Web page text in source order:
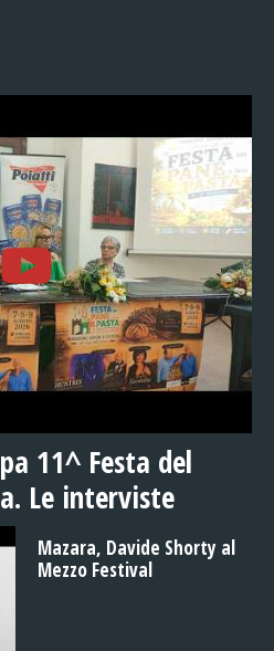
11^ Festa del
Le interviste
Mazara, Davide Shorty al
Mezzo Festival